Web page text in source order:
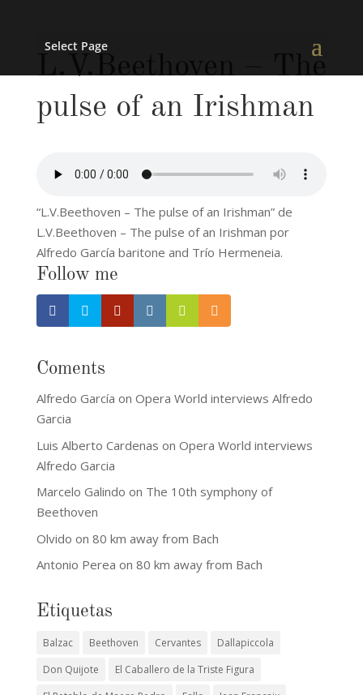
Select Page
L.V.Beethoven – The
pulse of an Irishman
“L.V.Beethoven – The pulse of an Irishman” de
L.V.Beethoven – The pulse of an Irishman por
Alfredo García baritone and Trío Hermeneia.
Follow me
Coments
Alfredo García on Opera World interviews Alfredo
Garcia
Luis Alberto Cardenas on Opera World interviews
Alfredo Garcia
Marcelo Galindo on The 10th symphony of
Beethoven
Olvido on 80 km away from Bach
Antonio Perea on 80 km away from Bach
Etiquetas
Balzac Beethoven Cervantes
Dallapiccola
Don Quijote
El Caballero de la Triste Figura